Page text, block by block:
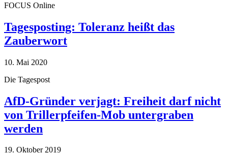
FOCUS Online
Tagesposting: Toleranz heißt das
Zauberwort
10. Mai 2020
Die Tagespost
AfD-Gründer verjagt: Freiheit darf nicht
von Trillerpfeifen-Mob untergraben
werden
19. Oktober 2019